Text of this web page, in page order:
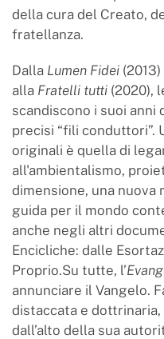
della cura del Creato,
fratellanza.
Dalla Lumen Fidei
alla Fratelli tutti (2020),
scandiscono i suoi anni
precisi “fili conduttori”.
originali è quella di
all'ambientalismo,
dimensione, una nuova
guida per il mondo
anche negli altri
Encicliche: dalle
Proprio.Su tutte, l’
annunciare il Vangelo.
distaccata e
dall’alto della sua